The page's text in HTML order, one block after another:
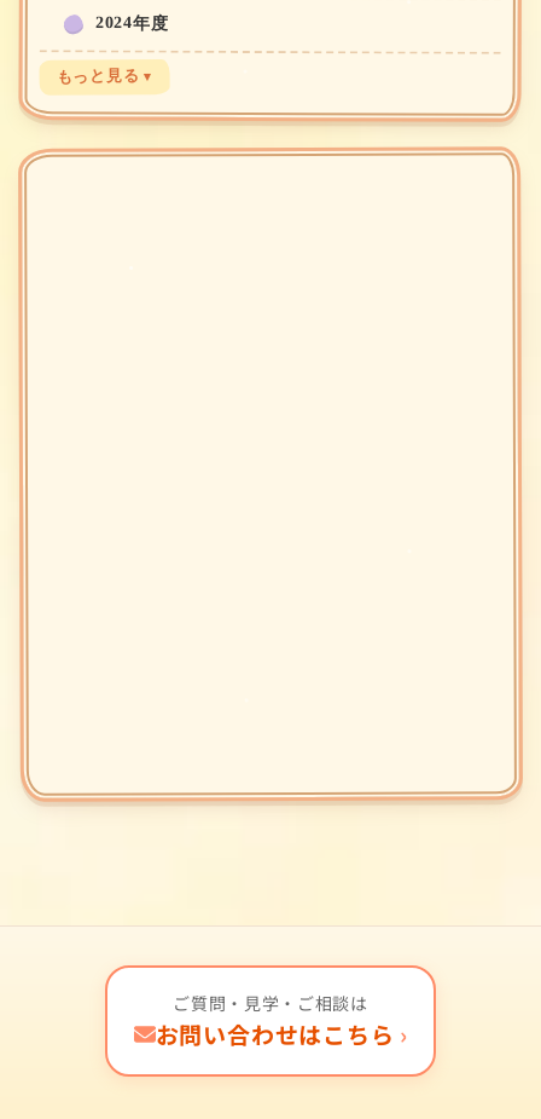
2024年度
もっと見る
ご質問・見学・ご相談は
お問い合わせはこちら ›